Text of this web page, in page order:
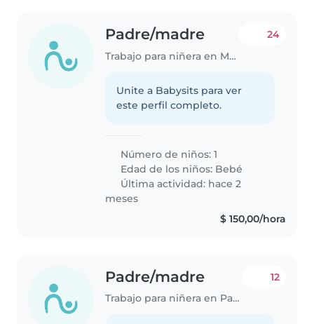
Padre/madre
Trabajo para niñera en Maldonado
24
Unite a Babysits para ver
este perfil completo.
Número de niños: 1
Edad de los niños: Bebé
Última actividad: hace 2
meses
$ 150,00/hora
Padre/madre
Trabajo para niñera en Paysandú
12